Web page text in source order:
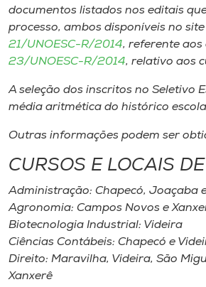
documentos listados nos editais
processo, ambos disponíveis no site
21/UNOESC-R/2014, referente aos
23/UNOESC-R/2014, relativo aos
A seleção dos inscritos no Seletivo
média aritmética do histórico
Outras informações podem ser
CURSOS E LOCAIS
Administração: Chapecó, Joaçaba
Agronomia: Campos Novos e
Biotecnologia Industrial: Videira
Ciências Contábeis: Chapecó e
Direito: Maravilha, Videira, São
Xanxerê